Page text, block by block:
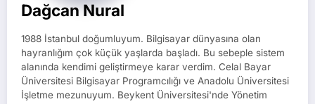
Dağcan Nural
1988 İstanbul doğumluyum. Bilgisayar dünyasına olan
hayranlığım çok küçük yaşlarda başladı. Bu sebeple sistem
alanında kendimi geliştirmeye karar verdim. Celal Bayar
Üniversitesi Bilgisayar Programcılığı ve Anadolu Üniversitesi
İşletme mezunuyum. Beykent Üniversitesi'nde Yönetim